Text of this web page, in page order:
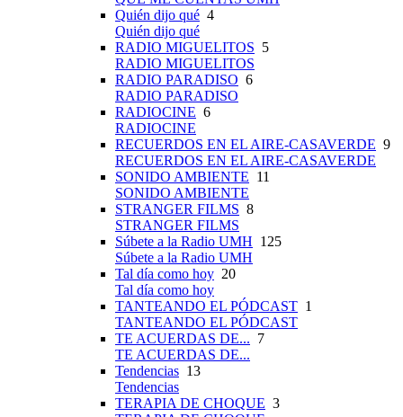
Quién dijo qué 4
Quién dijo qué
RADIO MIGUELITOS 5
RADIO MIGUELITOS
RADIO PARADISO 6
RADIO PARADISO
RADIOCINE 6
RADIOCINE
RECUERDOS EN EL AIRE-CASAVERDE 9
RECUERDOS EN EL AIRE-CASAVERDE
SONIDO AMBIENTE 11
SONIDO AMBIENTE
STRANGER FILMS 8
STRANGER FILMS
Súbete a la Radio UMH 125
Súbete a la Radio UMH
Tal día como hoy 20
Tal día como hoy
TANTEANDO EL PÓDCAST 1
TANTEANDO EL PÓDCAST
TE ACUERDAS DE... 7
TE ACUERDAS DE...
Tendencias 13
Tendencias
TERAPIA DE CHOQUE 3